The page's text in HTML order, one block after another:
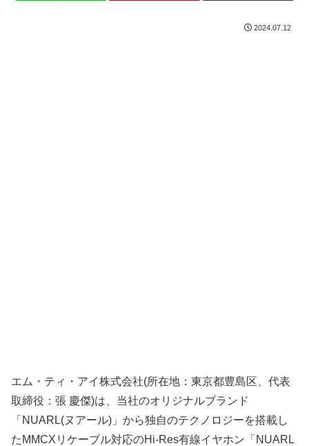
2024.07.12
エム・ティ・アイ株式会社(所在地：東京都豊島区、代表
取締役：張 慶傑)は、当社のオリジナルブランド
「NUARL(ヌアール)」から独自のテクノロジーを搭載し
たMMCXリケーブル対応のHi-Res有線イヤホン「NUARL